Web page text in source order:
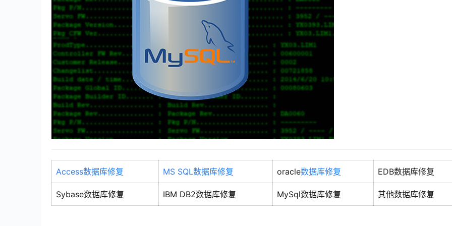
Access数据库修复 MS SQL数据库修复 oracle数据库修复 EDB数据库修复
Sybase数据库修复 IBM DB2数据库修复 MySql数据库修复 其他数据库修复